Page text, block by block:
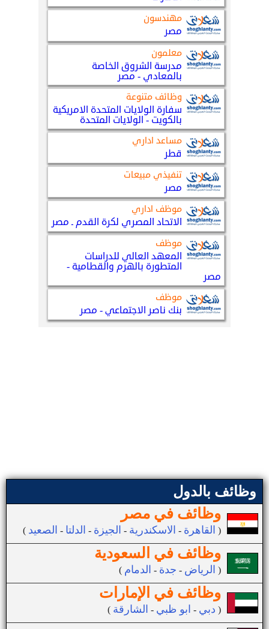
وظائف بالدول
وظائف في مصر
( القاهرة - الاسكندرية - الجيزة - الدلتا - الصعيد )
وظائف في السعودية
( الرياض - جدة - الدمام )
وظائف في الإمارات
( دبي - ابو ظبي - الشارقة )